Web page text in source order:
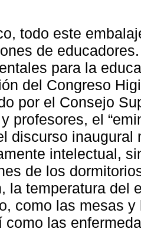
todo este
de
para la
del Congreso
por el Consejo
profesores, el
discurso inaugural
intelectual,
de los
la temperatura del
como las mesas
como las